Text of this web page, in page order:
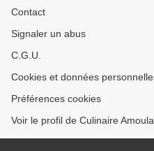
Contact
Signaler un abus
C.G.U.
Cookies et données
Préférences cookies
Voir le profil de Culinaire